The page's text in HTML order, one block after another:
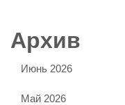
Архив
Июнь 2026
Май 2026